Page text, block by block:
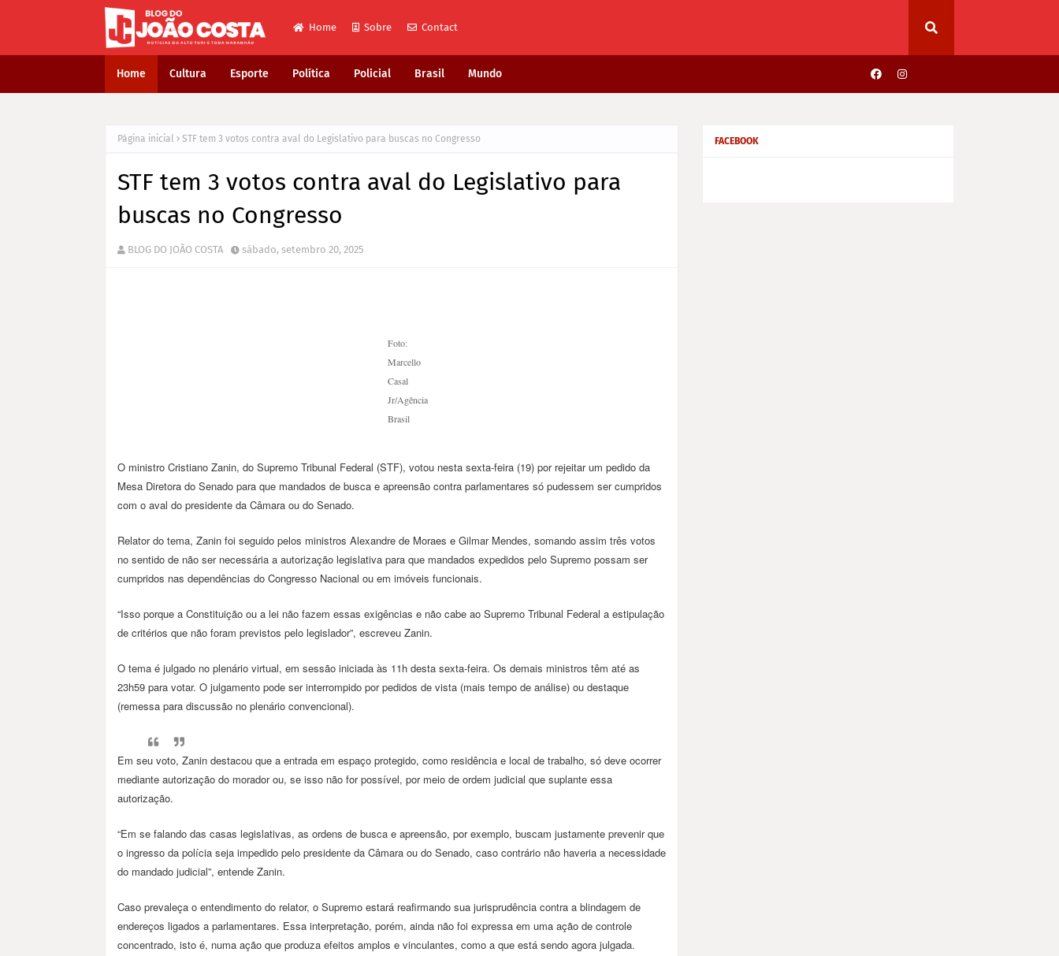
Home Sobre Contact
Home Cultura Esporte Política Policial Brasil Mundo
Página inicial STF tem 3 votos contra aval do Legislativo para buscas no Congresso
STF tem 3 votos contra aval do Legislativo para
buscas no Congresso
BLOG DO JOÃO COSTA sábado, setembro 20, 2025
Foto:
Marcello
Casal
Jr/Agência
Brasil
O ministro Cristiano Zanin, do Supremo Tribunal Federal (STF), votou nesta sexta-feira (19) por rejeitar um pedido da
Mesa Diretora do Senado para que mandados de busca e apreensão contra parlamentares só pudessem ser cumpridos
com o aval do presidente da Câmara ou do Senado.
Relator do tema, Zanin foi seguido pelos ministros Alexandre de Moraes e Gilmar Mendes, somando assim três votos
no sentido de não ser necessária a autorização legislativa para que mandados expedidos pelo Supremo possam ser
cumpridos nas dependências do Congresso Nacional ou em imóveis funcionais.
“Isso porque a Constituição ou a lei não fazem essas exigências e não cabe ao Supremo Tribunal Federal a estipulação
de critérios que não foram previstos pelo legislador”, escreveu Zanin.
O tema é julgado no plenário virtual, em sessão iniciada às 11h desta sexta-feira. Os demais ministros têm até as
23h59 para votar. O julgamento pode ser interrompido por pedidos de vista (mais tempo de análise) ou destaque
(remessa para discussão no plenário convencional).
Em seu voto, Zanin destacou que a entrada em espaço protegido, como residência e local de trabalho, só deve ocorrer
mediante autorização do morador ou, se isso não for possível, por meio de ordem judicial que suplante essa
autorização.
“Em se falando das casas legislativas, as ordens de busca e apreensão, por exemplo, buscam justamente prevenir que
o ingresso da polícia seja impedido pelo presidente da Câmara ou do Senado, caso contrário não haveria a necessidade
do mandado judicial”, entende Zanin.
Caso prevaleça o entendimento do relator, o Supremo estará reafirmando sua jurisprudência contra a blindagem de
endereços ligados a parlamentares. Essa interpretação, porém, ainda não foi expressa em uma ação de controle
concentrado, isto é, numa ação que produza efeitos amplos e vinculantes, como a que está sendo agora julgada.
FACEBOOK